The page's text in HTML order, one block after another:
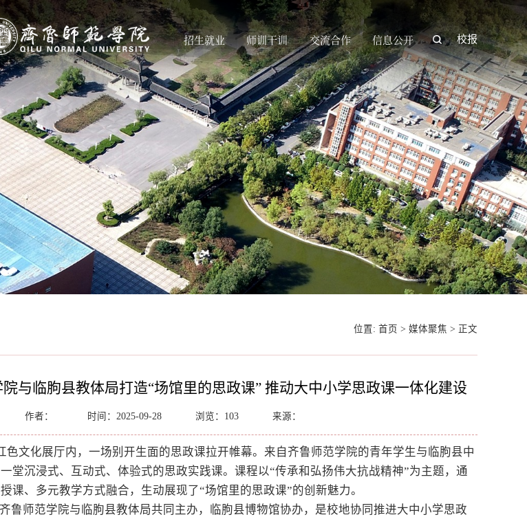
招生就业 师训干训 交流合作 信息公开 校报
位置: 首页 > 媒体聚焦 > 正文
与临朐县教体局打造“场馆里的思政课” 推动大中小学思政课一体化建设
作者： 时间：2025-09-28 浏览： 103 来源：
色文化展厅内，一场别开生面的思政课拉开帷幕。来自齐鲁师范学院的青年学生与临朐县中
堂沉浸式、互动式、体验式的思政实践课。课程以“传承和弘扬伟大抗战精神”为主题，通
课、多元教学方式融合，生动展现了“场馆里的思政课”的创新魅力。
鲁师范学院与临朐县教体局共同主办，临朐县博物馆协办，是校地协同推进大中小学思政